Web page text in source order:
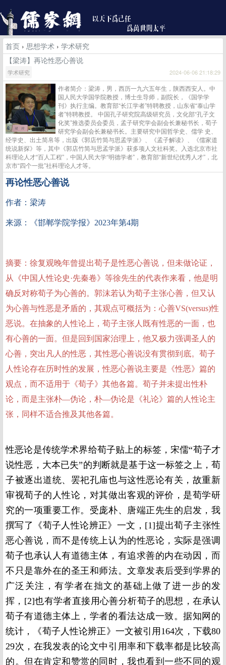
首页 › 思想学术 › 学术研究
【梁涛】再论性恶心善说
学术研究 2024-06-06 21:18:29
作者简介：梁涛，男，西历一九六五年生，陕西西安人。中
国人民大学国学院教授，博士生导师，副院长，《国学学
刊》执行主编。教育部“长江学者”特聘教授，山东省“泰山学
者”特聘教授。 中国孔子研究院高级研究员，文化部“孔子文
化奖”推选委员会委员，孟子研究学会副会长兼秘书长，荀子
研究学会副会长兼秘书长。主要研究中国哲学史、儒学 史、
经学史、出土简帛等，出版《郭店竹简与思孟学派》、《孟子解读》、《儒家道
统说新探》等，其中《郭店竹简与思孟学派》获多项人文社科奖。入选北京市社
科理论人才“百人工程”，中国人民大学“明德学者”，教育部“新世纪优秀人才”，北
京市“四个一批”社科理论人才等。
再论性恶心善说
作者：梁涛
来源：《邯郸学院学报》2023年第4期
摘要：徐复观晚年曾提出荀子是性恶心善说，但未做论证，
从《中国人性论史·先秦卷》等徐先生的代表作来看，他是明
确反对称荀子为心善的。郭沫若认为荀子主张心善，但又认
为心善与性恶是矛盾的，其观点可概括为：心善VS(versus)性
恶说。在抽象的人性论上，荀子主张人既有性恶的一面，也
有心善的一面。但是回到国家治理上，他又极力强调圣人的
心善，突出凡人的性恶，其性恶心善说没有贯彻到底。荀子
人性论存在历时性的发展，性恶心善说主要是《性恶》篇的
观点，而不适用于《荀子》其他各篇。荀子并未提出性朴
论，而是主张朴—伪论，朴—伪论是《礼论》篇的人性论主
张，同样不适合推及其他各篇。
性恶论是传统学术界给荀子贴上的标签，宋儒“荀子才
说性恶，大本已失”的判断就是基于这一标签之上，荀
子被逐出道统、罢祀孔庙也与这性恶论有关，故重新
审视荀子的人性论，对其做出客观的评价，是荀学研
究的一项重要工作。受庞朴、唐端正先生的启发，我
撰写了《荀子人性论辨正》一文，[1]提出荀子主张性
恶心善说，而不是传统上认为的性恶论，实际是强调
荀子也承认人有道德主体，有追求善的内在动因，而
不只是靠外在的圣王和师法。文章发表后受到学界的
广泛关注，有学者在拙文的基础上做了进一步的发
挥，[2]也有学者直接用心善分析荀子的思想，在承认
荀子有道德主体上，学者的看法达成一致。据知网的
统计，《荀子人性论辨正》一文被引用164次，下载80
29次，在我发表的论文中引用率和下载率都是比较高
的。但在肯定和赞赏的同时，我也看到一些不同的观